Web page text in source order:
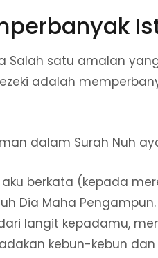
Salah satu amalan
adalah
dalam Surah Nuh
aku berkata (kepada
Dia Maha
langit kepadamu,
kebun-kebun